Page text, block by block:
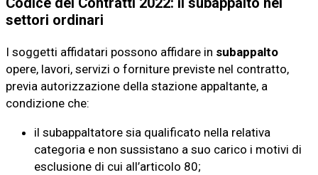
settori ordinari
I soggetti affidatari possono affidare in subappalto
opere, lavori, servizi o forniture previste nel contratto,
previa autorizzazione della stazione appaltante, a
condizione che:
il subappaltatore sia qualificato nella relativa
categoria e non sussistano a suo carico i motivi di
esclusione di cui all’articolo 80;